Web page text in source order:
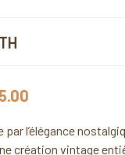
l’élégance
création vintage